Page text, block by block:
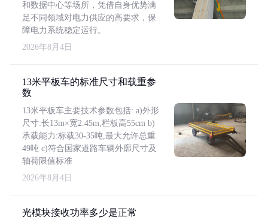
和数据中心等场所，凭借自身优势满
足不同领域对电力供应的高要求，保
障电力系统稳定运行。
2026年8月4日
13米平板车的标准尺寸和载重参
数
13米平板车主要技术参数包括: a)外形
尺寸:长13m×宽2.45m,栏板高55cm b)
承载能力:标载30-35吨,最大允许总重
49吨 c)符合国家道路车辆外廓尺寸及
轴荷限值标准
2026年8月4日
光模块接收功率多少是正常